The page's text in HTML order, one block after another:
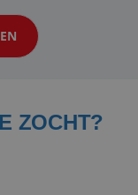
te
ZOCHT?